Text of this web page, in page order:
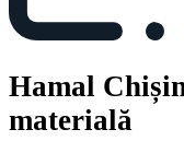
Hamal
materială